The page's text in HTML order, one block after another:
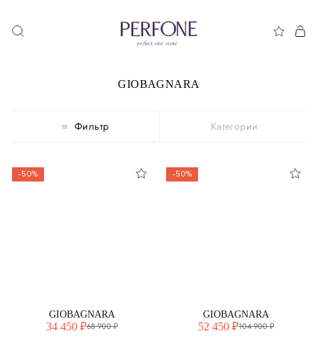
GIOBAGNARA
Фильтр Категории
-50%
GIOBAGNARA
34 450 ₽68 900 ₽
-50%
GIOBAGNARA
52 450 ₽104 900 ₽